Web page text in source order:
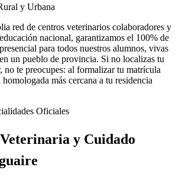
y Urbana
red de centros veterinarios colaboradores y
nacional, garantizamos el 100% de
para todos nuestros alumnos, vivas
un pueblo de provincia. Si no localizas tu
no te preocupes: al formalizar tu matrícula
más cercana a tu residencia
Oficiales
y Cuidado